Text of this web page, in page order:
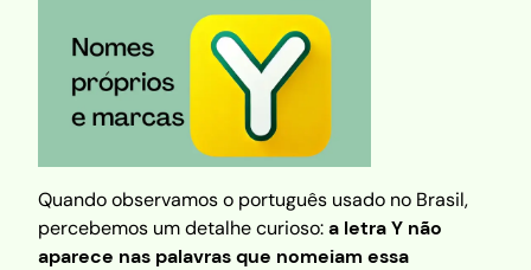
Quando observamos o português usado no Brasil,
percebemos um detalhe curioso:a letra Y não
aparece nas palavras que nomeiam essa